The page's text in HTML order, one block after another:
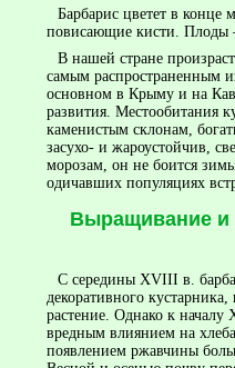
Барбарис цветет в
повисающие кисти. Плоды
В нашей стране
самым распро­страненным
основном в Крыму и на
развития. Местообитания
каменистым склонам,
засухо- и жароустойчив,
морозам, он не боится
одичавших популяциях
Выращивание и
С середины XVIII в.
декоративного
растение. Однако к началу
вредным влиянием на
появлением ржав­чины